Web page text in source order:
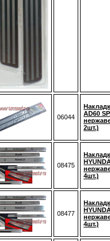
06044
AD60
2шт.)
08475
4шт.)
08477
4шт.)